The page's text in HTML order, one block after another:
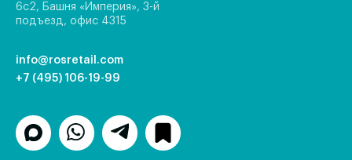
6с2, Башня «Империя», 3-й
подъезд, офис 4315
info@rosretail.com
+7 (495) 106-19-99